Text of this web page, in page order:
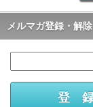
メルマガ登録・解除